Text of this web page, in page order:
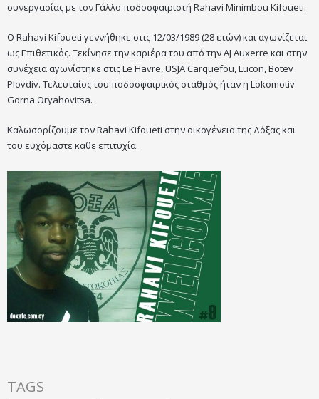
συνεργασίας με τον Γάλλο ποδοσφαιριστή Rahavi Minimbou Kifoueti.
Ο Rahavi Kifoueti γεννήθηκε στις 12/03/1989 (28 ετών) και αγωνίζεται
ως Επιθετικός. Ξεκίνησε την καριέρα του από την AJ Auxerre και στην
συνέχεια αγωνίστηκε στις Le Havre, USJA Carquefou, Lucon, Botev
Plovdiv. Τελευταίος του ποδοσφαιρικός σταθμός ήταν η Lokomotiv
Gorna Oryahovitsa.
Καλωσορίζουμε τον Rahavi Kifoueti στην οικογένεια της Δόξας και
του ευχόμαστε καθε επιτυχία.
TAGS